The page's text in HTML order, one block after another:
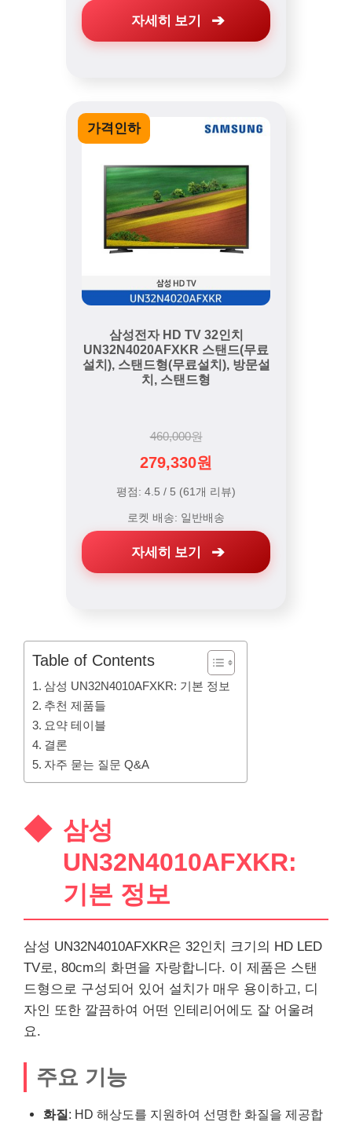
자세히 보기
가격인하
삼성전자 HD TV 32인치
UN32N4020AFXKR 스탠드(무료
설치), 스탠드형(무료설치), 방문설
치, 스탠드형
460,000원
279,330원
평점: 4.5 / 5 (61개 리뷰)
로켓 배송: 일반배송
자세히 보기
Table of Contents
삼성 UN32N4010AFXKR: 기본 정보
추천 제품들
요약 테이블
결론
자주 묻는 질문 Q&A
삼성
UN32N4010AFXKR:
기본 정보
삼성 UN32N4010AFXKR은 32인치 크기의 HD LED
TV로, 80cm의 화면을 자랑합니다. 이 제품은 스탠
드형으로 구성되어 있어 설치가 매우 용이하고, 디
자인 또한 깔끔하여 어떤 인테리어에도 잘 어울려
요.
주요 기능
화질: HD 해상도를 지원하여 선명한 화질을 제공합